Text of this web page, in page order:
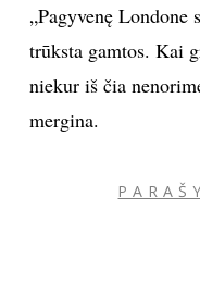
„Pagyvenę Londone
trūksta gamtos. Kai
niekur iš čia
mergina.